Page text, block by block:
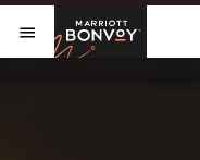
Skip to Content
Aprite il menu